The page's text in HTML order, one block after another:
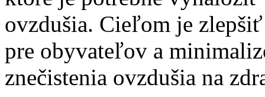
ovzdušia. Cieľom je
pre obyvateľov a
znečistenia ovzdušia na